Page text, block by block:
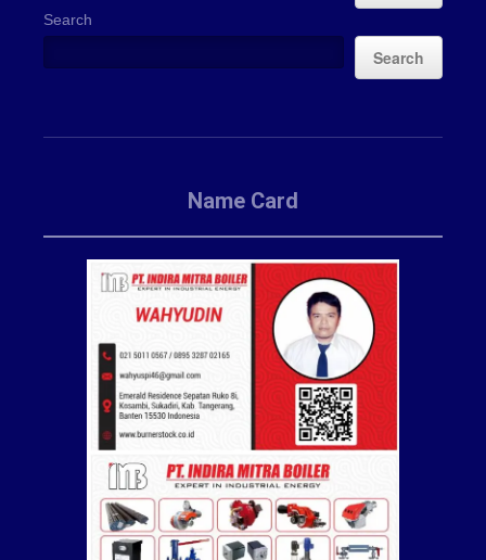
Search
Search
Name Card